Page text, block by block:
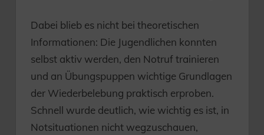
Dabei blieb es nicht bei theoretischen
Informationen: Die Jugendlichen konnten
selbst aktiv werden, den Notruf trainieren
und an Übungspuppen wichtige Grundlagen
der Wiederbelebung praktisch erproben.
Schnell wurde deutlich, wie wichtig es ist, in
Notsituationen nicht wegzuschauen,